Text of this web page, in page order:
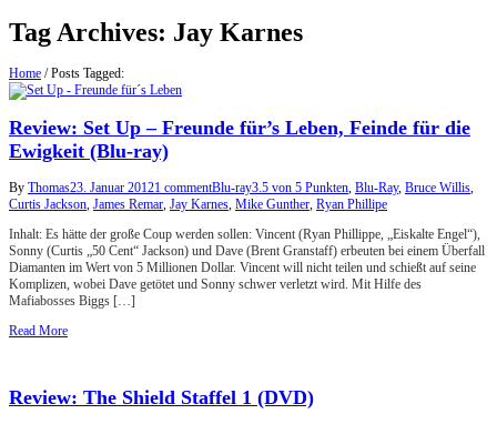
Tag Archives: Jay Karnes
Home /Posts Tagged:
Review: Set Up – Freunde für’s Leben, Feinde für die
Ewigkeit (Blu-ray)
By Thomas23. Januar 20121 commentBlu-ray3.5 von 5 Punkten, Blu-Ray, Bruce Willis,
Curtis Jackson, James Remar, Jay Karnes, Mike Gunther, Ryan Phillipe
Inhalt: Es hätte der große Coup werden sollen: Vincent (Ryan Phillippe, „Eiskalte Engel“),
Sonny (Curtis „50 Cent“ Jackson) und Dave (Brent Granstaff) erbeuten bei einem Überfall
Diamanten im Wert von 5 Millionen Dollar. Vincent will nicht teilen und schießt auf seine
Komplizen, wobei Dave getötet und Sonny schwer verletzt wird. Mit Hilfe des
Mafiabosses Biggs […]
Read More
Review: The Shield Staffel 1 (DVD)